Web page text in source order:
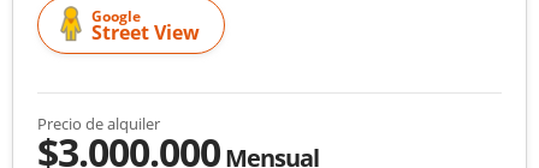
Google
Street View
Precio de alquiler
$3.000.000Mensual